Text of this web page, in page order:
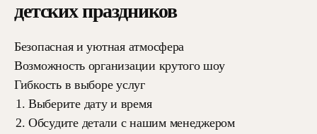
детских праздников
Безопасная и уютная атмосфера
Возможность организации крутого шоу
Гибкость в выборе услуг
Выберите дату и время
Обсудите детали с нашим менеджером